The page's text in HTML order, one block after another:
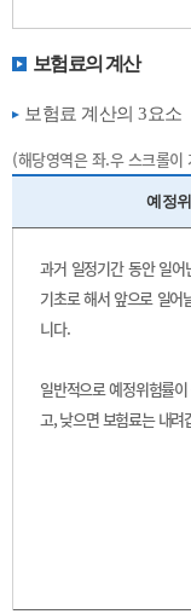
보험료의 계산
보험료 계산의 3요소
(해당영역은 좌.우 스크롤이
예정
과거 일정기간 동안 일
기초로 해서 앞으로 일어
니다.
일반적으로 예정위험률
고, 낮으면 보험료는 내려